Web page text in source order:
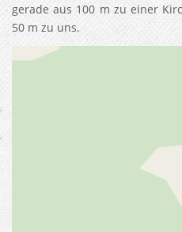
gerade aus 100 m zu einer
50 m zu uns.